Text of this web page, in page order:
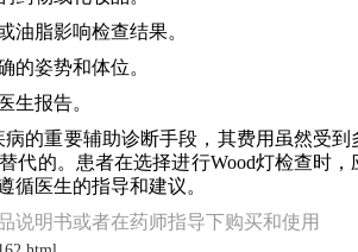
油脂影响检查结果。
的姿势和体位。
生报告。
的重要辅助诊断手段，其费用虽然受
代的。患者在选择进行Wood灯检查时
循医生的指导和建议。
说明书或者在药师指导下购买和使用